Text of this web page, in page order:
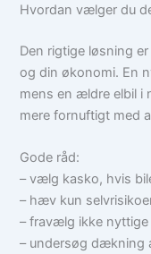
Hvordan vælger du
Den rigtige løsning
og din økonomi. En
mens en ældre elbil i
mere fornuftigt med
Gode råd:
– vælg kasko, hvis
– hæv kun
– fravælg ikke
– undersøg dækning